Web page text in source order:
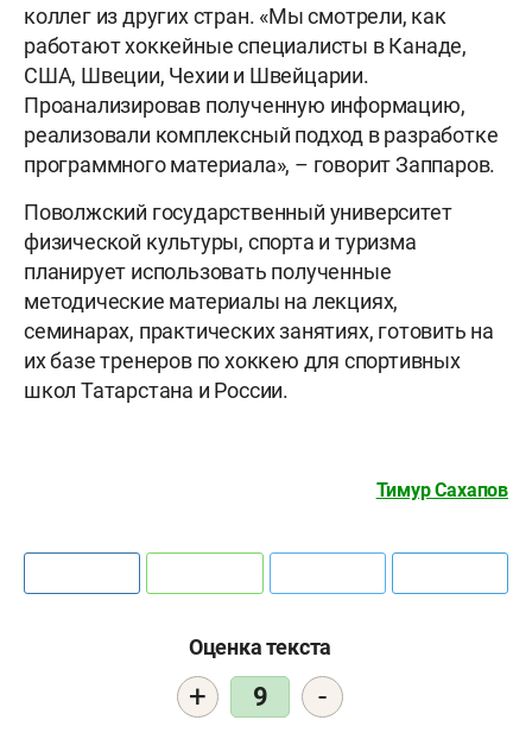
коллег из других стран. «Мы смотрели, как
работают хоккейные специалисты в Канаде,
США, Швеции, Чехии и Швейцарии.
Проанализировав полученную информацию,
реализовали комплексный подход в разработке
программного материала», – говорит Заппаров.
Поволжский государственный университет
физической культуры, спорта и туризма
планирует использовать полученные
методические материалы на лекциях,
семинарах, практических занятиях, готовить на
их базе тренеров по хоккею для спортивных
школ Татарстана и России.
Тимур Сахапов
Оценка текста
+ 9 -